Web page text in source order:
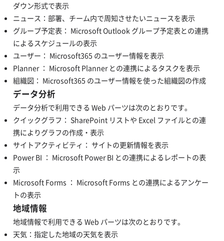
ダウン形式で表示
ニュース：部署、チーム内で周知させたいニュースを表示
グループ予定表： Microsoft Outlook グループ予定表との連携
によるスケジュールの表示
ユーザー： Microsoft365 のユーザー情報を表示
Planner ： Microsoft Planner との連携によるタスクを表示
組織図： Microsoft365 のユーザー情報を使った組織図の作成
データ分析
データ分析で利用できる Web パーツは次のとおりです。
クイックグラフ： SharePoint リストや Excel ファイルとの連
携によりグラフの作成・表示
サイトアクティビティ： サイトの更新情報を表示
Power BI ： Microsoft Power BI との連携によるレポートの表
示
Microsoft Forms ： Microsoft Forms との連携によるアンケー
トの表示
地域情報
地域情報で利用できる Web パーツは次のとおりです。
天気：指定した地域の天気を表示